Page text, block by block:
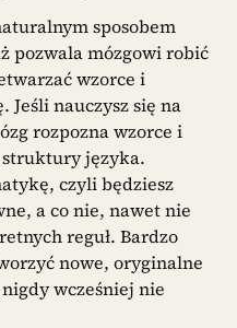
sposobem
pozwala mózgowi robić
wzorce i
nauczysz się na
rozpozna wzorce i
struktury języka.
czyli będziesz
a co nie, nawet nie
reguł. Bardzo
nowe, oryginalne
wcześniej nie